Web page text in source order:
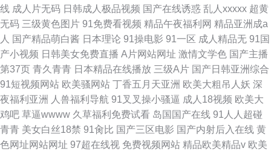
线 成人片无码 日韩成人极品视频 国产在线诱惑 乱人xxxxx 超黄
无码 三级黄色图片 91免费看视频 精品午夜福利网 精品亚洲成a
人 国产精品萌白酱 日本理论 91操电影 91一区 成人精品无 91国
产小视频 日韩美女免费直播 A片网站网址 激情文学色 国产主播
第37页 青久青青 日本精品在线播放 三级A片 国产日韩亚洲综合
91短视频网站 欧美骚网站 丁香五月天亚洲 欧美大粗吊人妖 深
夜福利亚洲
人兽福利导航 91叉叉操小骚逼 成人18视频 欧美大
鸡吧 草逼wwww 久草福利免费试看 岛国国产在线 91人人超碰
青青 美女白丝18禁 91肏比 国产三区电影 国产内射后入在线 黄
色网址网站网址 97超在线视 免费视频网站 精品欧美精品v 欧美